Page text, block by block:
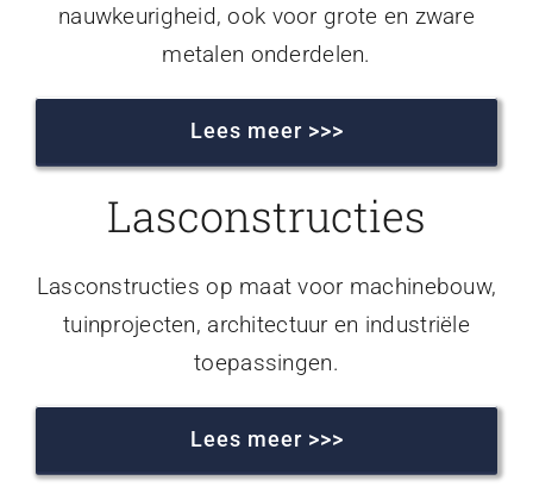
nauwkeurigheid, ook voor grote en zware
metalen onderdelen.
Lees meer >>>
Lasconstructies
Lasconstructies op maat voor machinebouw,
tuinprojecten, architectuur en industriële
toepassingen.
Lees meer >>>